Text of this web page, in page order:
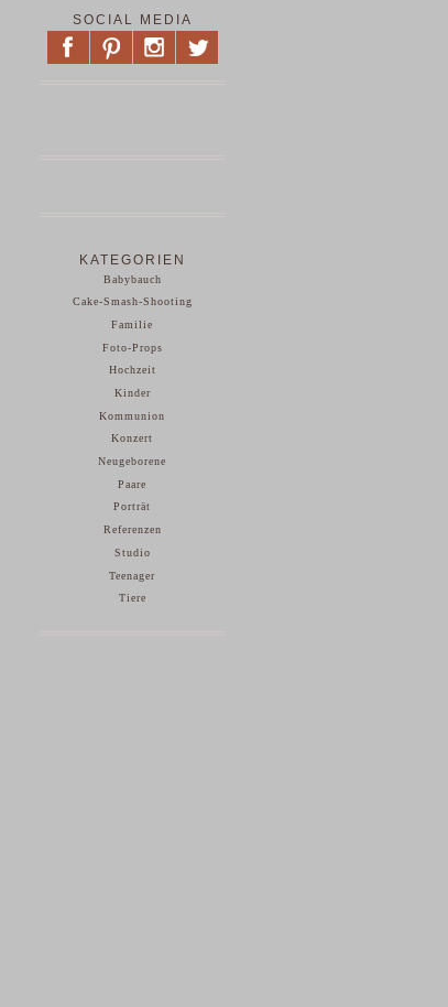
SOCIAL MEDIA
KATEGORIEN
Babybauch
Cake-Smash-Shooting
Familie
Foto-Props
Hochzeit
Kinder
Kommunion
Konzert
Neugeborene
Paare
Porträt
Referenzen
Studio
Teenager
Tiere